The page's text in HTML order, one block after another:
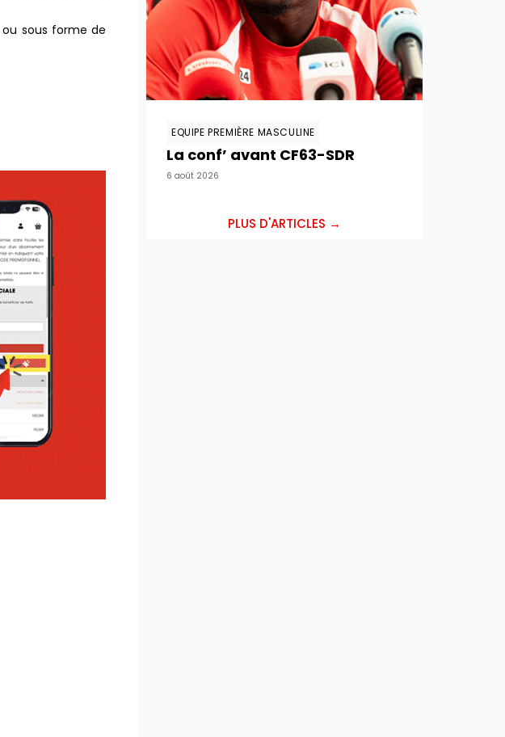
ou sous forme de
EQUIPE PREMIÈRE MASCULINE
La conf’ avant CF63-SDR
6 août 2026
PLUS D'ARTICLES →